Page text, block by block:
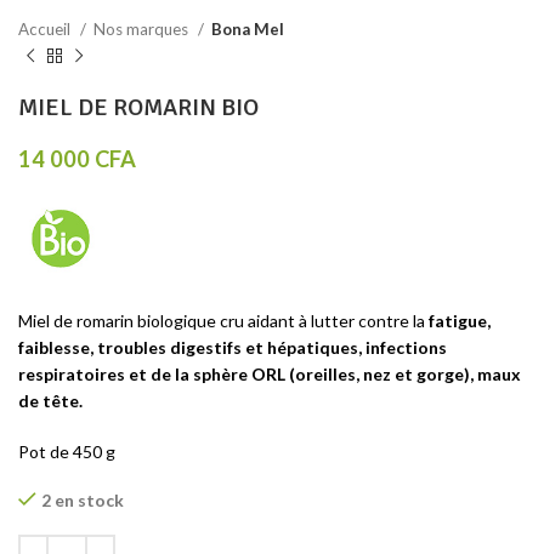
Accueil Nos marques Bona Mel
MIEL DE ROMARIN BIO
14 000 CFA
Miel de romarin biologique cru aidant à lutter contre la fatigue,
faiblesse, troubles digestifs et hépatiques, infections
respiratoires et de la sphère ORL (oreilles, nez et gorge), maux
de tête.
Pot de 450 g
2 en stock